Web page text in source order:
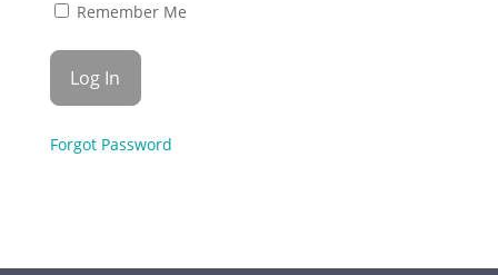
Remember Me
Forgot Password